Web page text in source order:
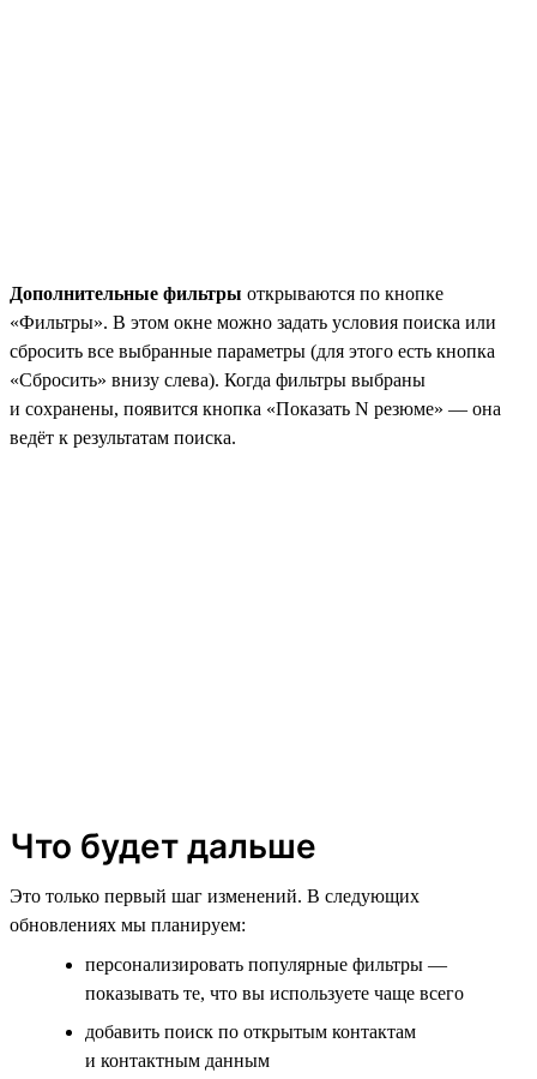
Дополнительные фильтры открываются по кнопке
«Фильтры». В этом окне можно задать условия поиска или
сбросить все выбранные параметры (для этого есть кнопка
«Сбросить» внизу слева). Когда фильтры выбраны
и сохранены, появится кнопка «Показать N резюме» — она
ведёт к результатам поиска.
Что будет дальше
Это только первый шаг изменений. В следующих
обновлениях мы планируем:
персонализировать популярные фильтры —
показывать те, что вы используете чаще всего
добавить поиск по открытым контактам
и контактным данным